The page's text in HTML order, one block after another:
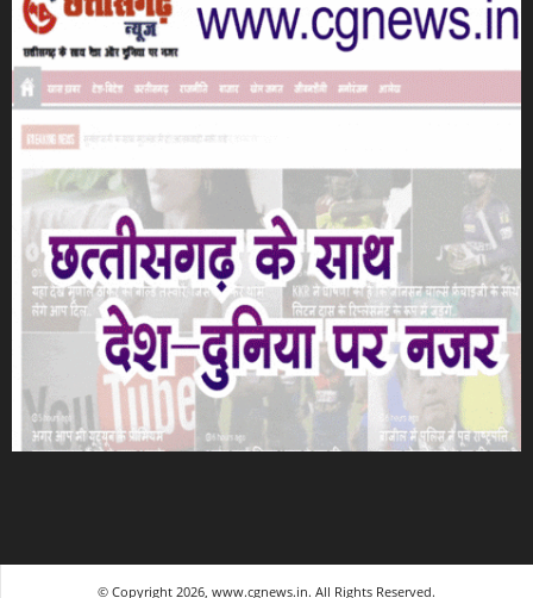
© Copyright 2026, www.cgnews.in. All Rights Reserved.